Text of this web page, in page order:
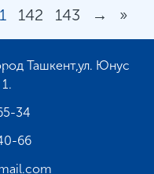
142 143 → »
Ташкент,ул. Юнус
34
66